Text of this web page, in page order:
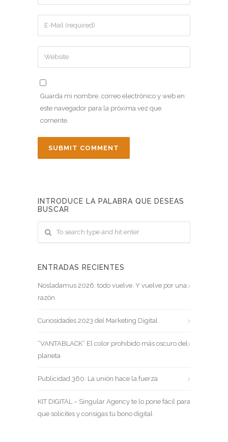
Guarda mi nombre, correo electrónico y web en
este navegador para la próxima vez que
comente.
INTRODUCE LA PALABRA QUE DESEAS
BUSCAR
ENTRADAS RECIENTES
Nosladamus 2026: todo vuelve. Y vuelve por una
razón.
Curiosidades 2023 del Marketing Digital
“VANTABLACK” El color prohibido más oscuro del
planeta
Publicidad 360: La unión hace la fuerza
KIT DIGITAL – Singular Agency te lo pone fácil para
que solicites y consigas tu bono digital